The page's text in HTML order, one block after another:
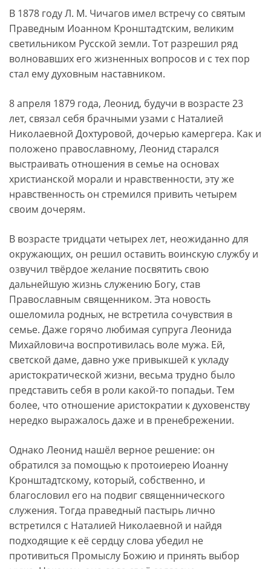
В 1878 году Л. М. Чичагов имел встречу со святым
Праведным Иоанном Кронштадтским, великим
светильником Русской земли. Тот разрешил ряд
волновавших его жизненных вопросов и с тех пор
стал ему духовным наставником.
8 апреля 1879 года, Леонид, будучи в возрасте 23
лет, связал себя брачными узами с Наталией
Николаевной Дохтуровой, дочерью камергера. Как и
положено православному, Леонид старался
выстраивать отношения в семье на основах
христианской морали и нравственности, эту же
нравственность он стремился привить четырем
своим дочерям.
В возрасте тридцати четырех лет, неожиданно для
окружающих, он решил оставить воинскую службу и
озвучил твёрдое желание посвятить свою
дальнейшую жизнь служению Богу, став
Православным священником. Эта новость
ошеломила родных, не встретила сочувствия в
семье. Даже горячо любимая супруга Леонида
Михайловича воспротивилась воле мужа. Ей,
светской даме, давно уже привыкшей к укладу
аристократической жизни, весьма трудно было
представить себя в роли какой-то попадьи. Тем
более, что отношение аристократии к духовенству
нередко выражалось даже и в пренебрежении.
Однако Леонид нашёл верное решение: он
обратился за помощью к протоиерею Иоанну
Кронштадтскому, который, собственно, и
благословил его на подвиг священнического
служения. Тогда праведный пастырь лично
встретился с Наталией Николаевной и найдя
подходящие к её сердцу слова убедил не
противиться Промыслу Божию и принять выбор